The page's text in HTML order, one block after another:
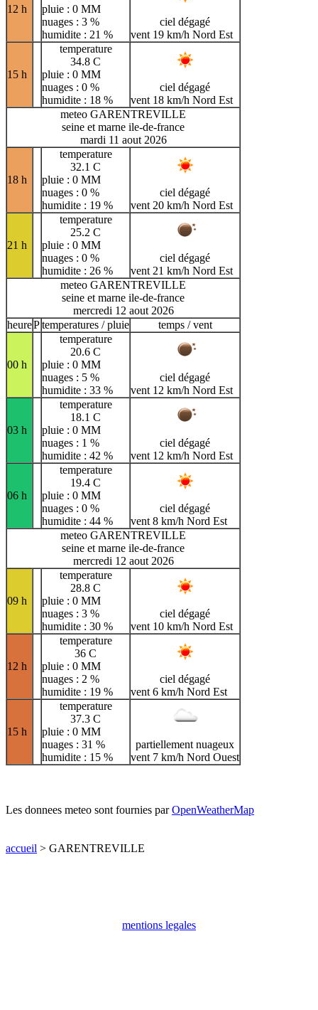
12 h
pluie : 0 MM
nuages : 3 %
humidite : 21 %
ciel dégagé
vent 19 km/h Nord Est
15 h
temperature
34.8 C
pluie : 0 MM
nuages : 0 %
humidite : 18 %
ciel dégagé
vent 18 km/h Nord Est
meteo GARENTREVILLE
seine et marne ile-de-france
mardi 11 aout 2026
18 h
temperature
32.1 C
pluie : 0 MM
nuages : 0 %
humidite : 19 %
ciel dégagé
vent 20 km/h Nord Est
21 h
temperature
25.2 C
pluie : 0 MM
nuages : 0 %
humidite : 26 %
ciel dégagé
vent 21 km/h Nord Est
meteo GARENTREVILLE
seine et marne ile-de-france
mercredi 12 aout 2026
heurePtemperatures / pluie temps / vent
00 h
temperature
20.6 C
pluie : 0 MM
nuages : 5 %
humidite : 33 %
ciel dégagé
vent 12 km/h Nord Est
03 h
temperature
18.1 C
pluie : 0 MM
nuages : 1 %
humidite : 42 %
ciel dégagé
vent 12 km/h Nord Est
06 h
temperature
19.4 C
pluie : 0 MM
nuages : 0 %
humidite : 44 %
ciel dégagé
vent 8 km/h Nord Est
meteo GARENTREVILLE
seine et marne ile-de-france
mercredi 12 aout 2026
09 h
temperature
28.8 C
pluie : 0 MM
nuages : 3 %
humidite : 30 %
ciel dégagé
vent 10 km/h Nord Est
12 h
temperature
36 C
pluie : 0 MM
nuages : 2 %
humidite : 19 %
ciel dégagé
vent 6 km/h Nord Est
15 h
temperature
37.3 C
pluie : 0 MM
nuages : 31 %
humidite : 15 %
partiellement nuageux
vent 7 km/h Nord Ouest
Les donnees meteo sont fournies parOpenWeatherMap
accueil > GARENTREVILLE
mentions legales